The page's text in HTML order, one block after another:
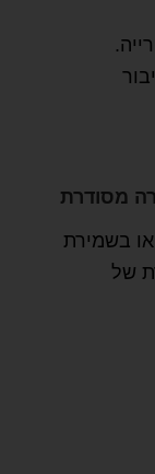
מסודרת
בשמירת
של